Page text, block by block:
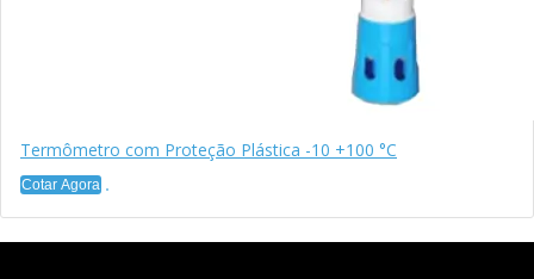
Termômetro com Proteção Plástica -10 +100 °C
Cotar Agora